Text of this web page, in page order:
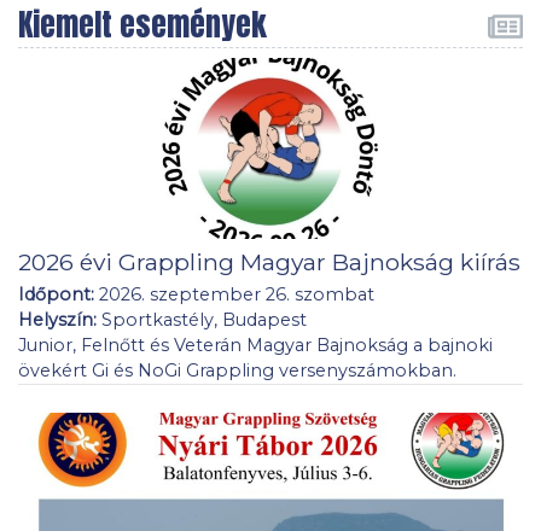
Kiemelt események
2026 évi Grappling Magyar Bajnokság kiírás
Időpont: 2026. szeptember 26. szombat
Helyszín: Sportkastély, Budapest
Junior, Felnőtt és Veterán Magyar Bajnokság a bajnoki
övekért Gi és NoGi Grappling versenyszámokban.